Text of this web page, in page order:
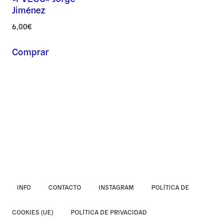
Jiménez
6,00€
Comprar
INFO CONTACTO INSTAGRAM POLÍTICA DE
COOKIES (UE) POLÍTICA DE PRIVACIDAD
Asunto *